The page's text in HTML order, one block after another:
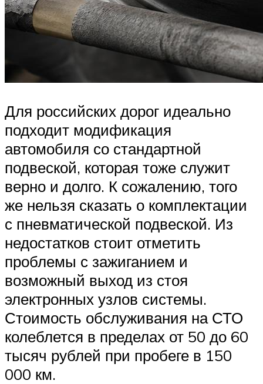
Для российских дорог идеально
подходит модификация
автомобиля со стандартной
подвеской, которая тоже служит
верно и долго. К сожалению, того
же нельзя сказать о комплектации
с пневматической подвеской. Из
недостатков стоит отметить
проблемы с зажиганием и
возможный выход из стоя
электронных узлов системы.
Стоимость обслуживания на СТО
колеблется в пределах от 50 до 60
тысяч рублей при пробеге в 150
000 км.